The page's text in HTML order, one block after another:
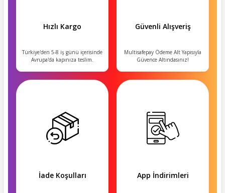
Hızlı Kargo
Türkiye'den 5-8 iş günü içerisinde
Avrupa'da kapınıza teslim.
Güvenli Alışveriş
Multisafepay Ödeme Alt Yapısıyla
Güvence Altındasınız!
İade Koşulları App İndirimleri